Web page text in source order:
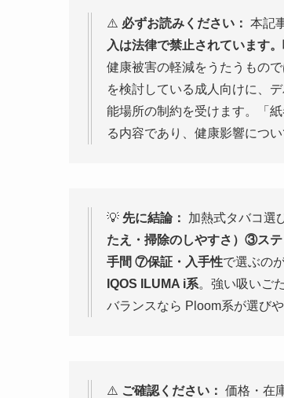
⚠️ 必ずお読みください： 本記
入は法律で禁止されています
健康被害の軽減をうたうもの
を検討している成人向けに、
能場所の制約を受けます。「
る内容であり、健康影響につ
💡 先に結論： 加熱式タバコ選
たえ・掃除のしやすさ）③ス
手間 ⑦保証・入手性で選ぶの
IQOS ILUMA i系。強い吸いご
バランスなら Ploom系が選び
⚠️ ご確認ください： 価格・在